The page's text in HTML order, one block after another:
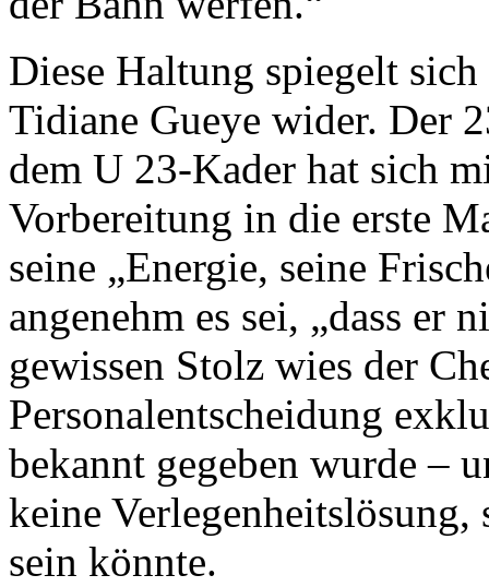
Diese Haltung spiegelt
Tidiane Gueye wider. Der
dem U 23-Kader hat sich
Vorbereitung in die erste
seine „Energie, seine
angenehm es sei, „dass
gewissen Stolz wies der
Personalentscheidung
bekannt gegeben wurde –
keine Verlegenheitslösung,
sein könnte.